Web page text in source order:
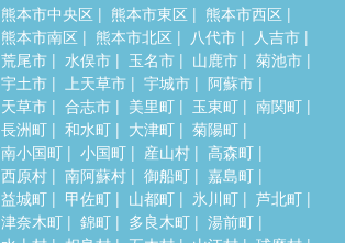
熊本市中央区 熊本市東区
熊本市西区
熊本市南区
熊本市北区 八代市
人吉市
荒尾市
水俣市 玉名市 山鹿市
菊池市
宇土市
上天草市 宇城市
阿蘇市
天草市
合志市 美里町 玉東町
南関町
長洲町
和水町 大津町
菊陽町
南小国町
小国町 産山村
高森町
西原村
南阿蘇村 御船町
嘉島町
益城町
甲佐町 山都町 氷川町
芦北町
津奈木町
錦町 多良木町
湯前町